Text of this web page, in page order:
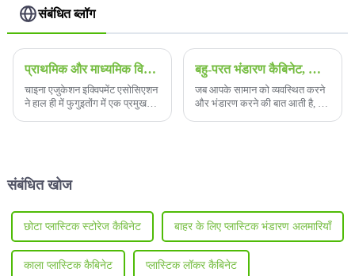
संबंधित ब्लॉग
प्राथमिक और माध्यमिक विद्यालयों में छात्र लॉकरों के लिए मानक का अनुपालन
चाइना एजुकेशन इक्विपमेंट एसोसिएशन
ने हाल ही में फुगुइतोंग में एक प्रमुख
बहु-परत भंडारण कैबिनेट, आपका सबसे अच्छा विकल्प
जब आपके सामान को व्यवस्थित करने
और भंडारण करने की बात आती है, तो
संबंधित खोज
छोटा प्लास्टिक स्टोरेज कैबिनेट बाहर के लिए प्लास्टिक भंडारण अलमारियाँ
काला प्लास्टिक कैबिनेट प्लास्टिक लॉकर कैबिनेट